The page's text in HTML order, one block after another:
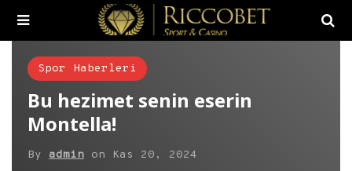
Spor Haberleri
Bu hezimet senin eserin
Montella!
By admin on Kas 20, 2024